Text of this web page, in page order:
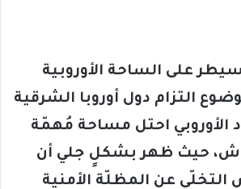
على الساحة الأوروبية
فإن موضوع التزام دول أوروبا الشرقية
الأوروبي احتل مساحة مُهمّة
حيث ظهر بشكلٍ جلي أن
التخلّي عن المظلّة الأمنية